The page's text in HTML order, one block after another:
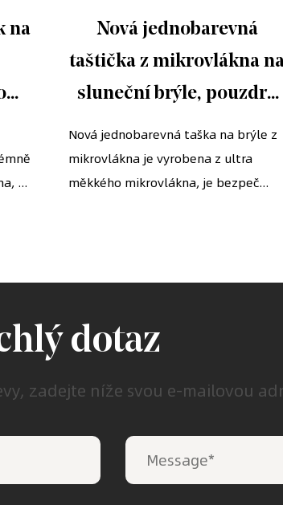
na
...
Nová jednobarevná
taštička z mikrovlákna
sluneční brýle, pouzdra
na brýle se stahovací
šňůrkou
Nová jednobarevná taška na brýle z
mikrovlákna je vyrobena z ultra
měkkého mikrovlákna, je bezpeč...
dotaz
zadejte níže svou e-mailovou